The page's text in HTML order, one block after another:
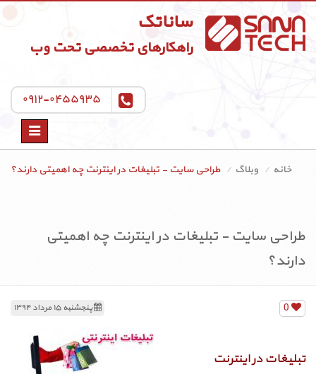
ساناتک
راهکارهای تخصصی تحت وب
۰۹۱۲-۰۴۵۵۹۳۵
Toggle
خانه
وبلاگ طراحی سایت - تبلیغات در اینترنت چه اهمیتی دارند؟
طراحی سایت - تبلیغات در اینترنت چه اهمیتی
دارند؟
پنجشنبه ۱۵ مرداد ۱۳۹۴ 0
تبلیغات در اینترنت